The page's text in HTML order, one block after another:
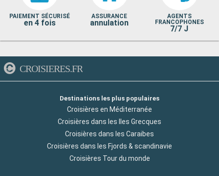
PAIEMENT SÉCURISÉ
en 4 fois
ASSURANCE
annulation
AGENTS
FRANCOPHONES
7/7 J
CROISIERES.FR
Destinations les plus populaires
Croisières en Méditerranée
Croisières dans les Iles Grecques
Croisières dans les Caraibes
Croisières dans les Fjords & scandinavie
Croisières Tour du monde